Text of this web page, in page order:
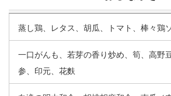
蒸し鶏、レタス、胡瓜、トマト、棒々鶏
一口がんも、若芽の香り炒め、筍、高野
参、印元、花麩